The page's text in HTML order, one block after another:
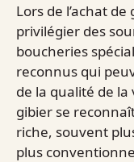
Lors de l’achat
privilégier des
boucheries
reconnus qui
de la qualité de
gibier se
riche, souvent
plus